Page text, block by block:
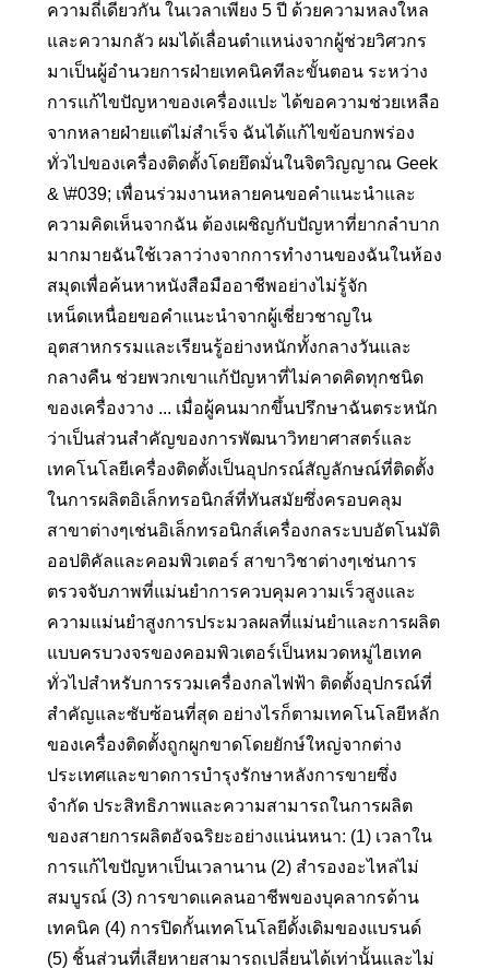
ความถี่เดียวกัน ในเวลาเพียง 5 ปี ด้วยความหลงใหล
และความกลัว ผมได้เลื่อนตำแหน่งจากผู้ช่วยวิศวกร
มาเป็นผู้อำนวยการฝ่ายเทคนิคทีละขั้นตอน ระหว่าง
การแก้ไขปัญหาของเครื่องแปะ ได้ขอความช่วยเหลือ
จากหลายฝ่ายแต่ไม่สำเร็จ ฉันได้แก้ไขข้อบกพร่อง
ทั่วไปของเครื่องติดตั้งโดยยึดมั่นในจิตวิญญาณ Geek
& \#039; เพื่อนร่วมงานหลายคนขอคำแนะนำและ
ความคิดเห็นจากฉัน ต้องเผชิญกับปัญหาที่ยากลำบาก
มากมายฉันใช้เวลาว่างจากการทำงานของฉันในห้อง
สมุดเพื่อค้นหาหนังสือมืออาชีพอย่างไม่รู้จัก
เหน็ดเหนื่อยขอคำแนะนำจากผู้เชี่ยวชาญใน
อุตสาหกรรมและเรียนรู้อย่างหนักทั้งกลางวันและ
กลางคืน ช่วยพวกเขาแก้ปัญหาที่ไม่คาดคิดทุกชนิด
ของเครื่องวาง ... เมื่อผู้คนมากขึ้นปรึกษาฉันตระหนัก
ว่าเป็นส่วนสำคัญของการพัฒนาวิทยาศาสตร์และ
เทคโนโลยีเครื่องติดตั้งเป็นอุปกรณ์สัญลักษณ์ที่ติดตั้ง
ในการผลิตอิเล็กทรอนิกส์ที่ทันสมัยซึ่งครอบคลุม
สาขาต่างๆเช่นอิเล็กทรอนิกส์เครื่องกลระบบอัตโนมัติ
ออปติคัลและคอมพิวเตอร์ สาขาวิชาต่างๆเช่นการ
ตรวจจับภาพที่แม่นยำการควบคุมความเร็วสูงและ
ความแม่นยำสูงการประมวลผลที่แม่นยำและการผลิต
แบบครบวงจรของคอมพิวเตอร์เป็นหมวดหมู่ไฮเทค
ทั่วไปสำหรับการรวมเครื่องกลไฟฟ้า ติดตั้งอุปกรณ์ที่
สำคัญและซับซ้อนที่สุด อย่างไรก็ตามเทคโนโลยีหลัก
ของเครื่องติดตั้งถูกผูกขาดโดยยักษ์ใหญ่จากต่าง
ประเทศและขาดการบำรุงรักษาหลังการขายซึ่ง
จำกัด ประสิทธิภาพและความสามารถในการผลิต
ของสายการผลิตอัจฉริยะอย่างแน่นหนา: (1) เวลาใน
การแก้ไขปัญหาเป็นเวลานาน (2) สำรองอะไหล่ไม่
สมบูรณ์ (3) การขาดแคลนอาชีพของบุคลากรด้าน
เทคนิค (4) การปิดกั้นเทคโนโลยีดั้งเดิมของแบรนด์
(5) ชิ้นส่วนที่เสียหายสามารถเปลี่ยนได้เท่านั้นและไม่